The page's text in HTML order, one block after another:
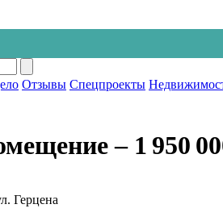
Отзывы Спецпроекты
‒ 1 950
Герцена